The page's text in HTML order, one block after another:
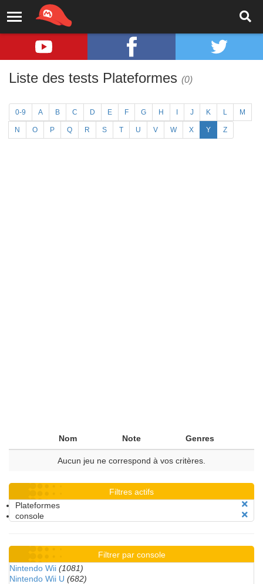
Liste des tests Plateformes (0)
0-9 A B C D E F G H J K L M
N O P Q R S T U V W X Y Z
Nom Note Genres
Aucun jeu ne correspond à vos critères.
Filtres actifs
Plateformes
console
Filtrer par console
Nintendo Wii (1081)
Nintendo Wii U (682)